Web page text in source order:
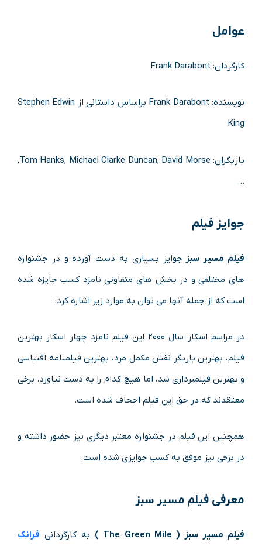
عوامل
کارگردان: Frank Darabont
نویسنده: Frank Darabont براساس داستانی از Stephen Edwin
King
بازیگران: Tom Hanks, Michael Clarke Duncan, David Morse,
…
جوایز فیلم
فیلم مسیر سبز جوایز بسیاری به دست آورده و در جشنواره
های مختلفی و در بخش های متفاوتی نامزد کسب جایزه شده
است که از جمله آنها می توان به موارد زیر اشاره کرد:
در مراسم اسکار سال ۲۰۰۰ این فیلم نامزد چهار اسکار بهترین
فیلم، بهترین بازیگر نقش مکمل مرد، بهترین فیلمنامه اقتباسی
و بهترین فیلمبرداری شد، اما هیچ کدام را به دست نیاورد. برخی
معتقدند که در حق این فیلم اجحاف شده است.
همچنین این فیلم در جشنواره معتبر دیگری نیز حضور داشته و
در برخی نیز موفق به کسب جوایزی شده است.
معرفی فیلم مسیر سبز
فیلم مسیر سبز ( The Green Mile ) به کارگردانی فرانک